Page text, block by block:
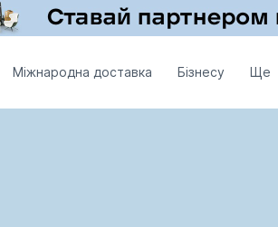
Міжнародна доставка Бізнесу Ще